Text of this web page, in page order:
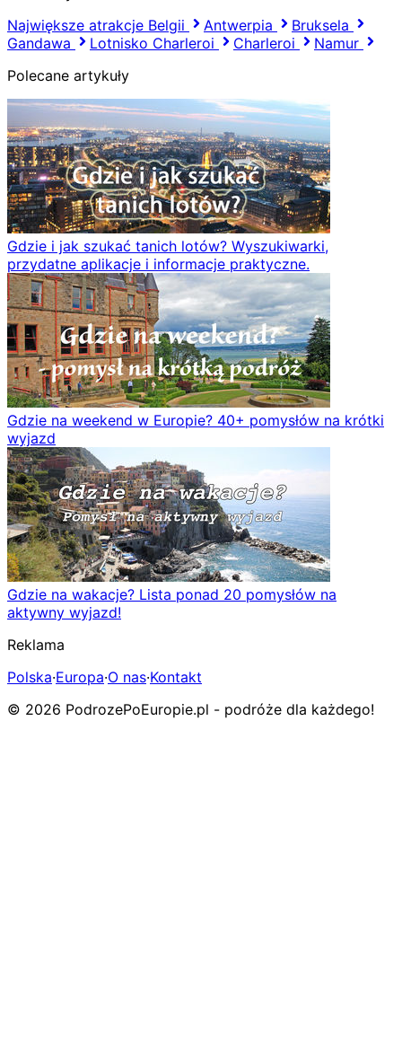
Największe atrakcje Belgii
Antwerpia
Bruksela
Gandawa
Lotnisko Charleroi Charleroi
Namur
Polecane artykuły
Gdzie i jak szukać tanich lotów? Wyszukiwarki,
przydatne aplikacje i informacje praktyczne.
Gdzie na weekend w Europie? 40+ pomysłów na krótki
wyjazd
Gdzie na wakacje? Lista ponad 20 pomysłów na
aktywny wyjazd!
Reklama
Polska·Europa·O nas·Kontakt
© 2026 PodrozePoEuropie.pl - podróże dla każdego!